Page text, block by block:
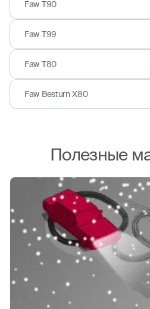
Faw T90
Faw T99
Faw T80
Faw Besturn X80
Полезные